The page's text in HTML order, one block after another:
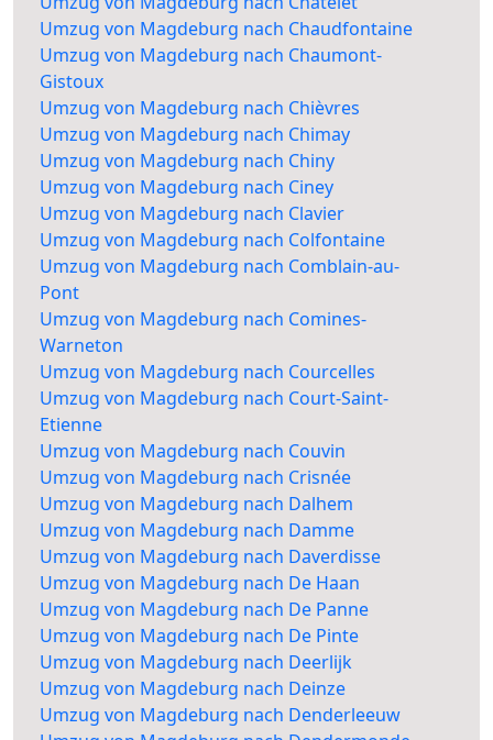
Umzug von Magdeburg nach Chaudfontaine
Umzug von Magdeburg nach Chaumont-
Gistoux
Umzug von Magdeburg nach Chièvres
Umzug von Magdeburg nach Chimay
Umzug von Magdeburg nach Chiny
Umzug von Magdeburg nach Ciney
Umzug von Magdeburg nach Clavier
Umzug von Magdeburg nach Colfontaine
Umzug von Magdeburg nach Comblain-au-
Pont
Umzug von Magdeburg nach Comines-
Warneton
Umzug von Magdeburg nach Courcelles
Umzug von Magdeburg nach Court-Saint-
Etienne
Umzug von Magdeburg nach Couvin
Umzug von Magdeburg nach Crisnée
Umzug von Magdeburg nach Dalhem
Umzug von Magdeburg nach Damme
Umzug von Magdeburg nach Daverdisse
Umzug von Magdeburg nach De Haan
Umzug von Magdeburg nach De Panne
Umzug von Magdeburg nach De Pinte
Umzug von Magdeburg nach Deerlijk
Umzug von Magdeburg nach Deinze
Umzug von Magdeburg nach Denderleeuw